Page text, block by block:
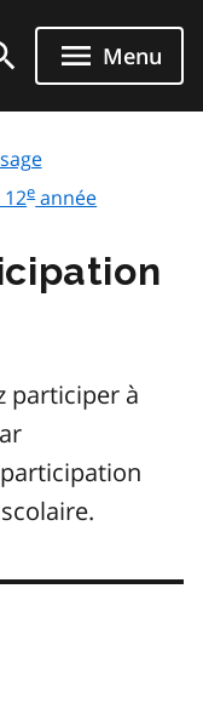
Menu
eannée
participer à